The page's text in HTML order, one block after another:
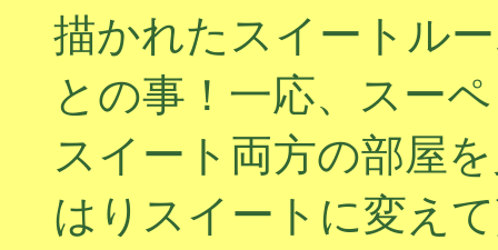
描かれたスイートル
との事！一応、スー
スイート両方の部屋
はりスイートに変え